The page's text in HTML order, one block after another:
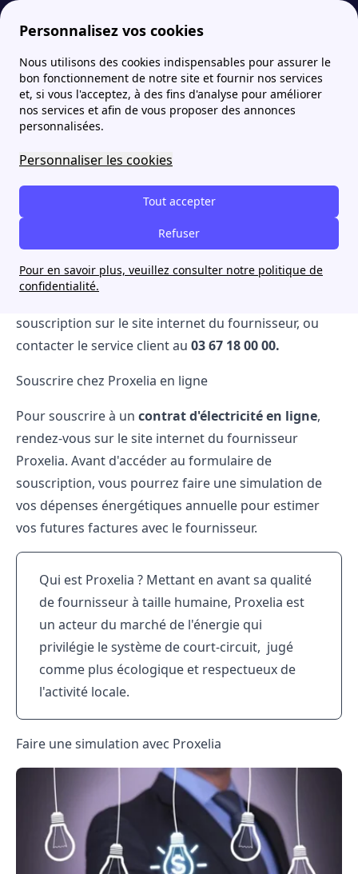
Personnalisez vos cookies
Nous utilisons des cookies indispensables pour assurer le
bon fonctionnement de notre site et fournir nos services
et, si vous l'acceptez, à des fins d'analyse pour améliorer
nos services et afin de vous proposer des annonces
personnalisées.
Personnaliser les cookies
Tout accepter
Refuser
Pour en savoir plus, veuillez consulter notre politique de
confidentialité.
Fournisseur-Energie Proxelia, le fournisseur d’énergie picard Souscrire Proxelia
Souscrire Proxelia
propose des contrats d'électricité aux
professionnels et aux particuliers. Vous voulez
souscrire chez Proxelia ? Suivez le guide.
Vous voulez souscrire chezle fournisseur Proxelia
souscription sur le site internet du fournisseur, ou
contacter le service client au 03​ 67​ 18​ 00​ 00.
Souscrire chez Proxelia en ligne
Pour souscrire à un contrat d'électricité en ligne,
rendez-vous sur le site internet du fournisseur
Proxelia. Avant d'accéder au formulaire de
souscription, vous pourrez faire une simulation de
vos dépenses énergétiques annuelle pour estimer
vos futures factures avec le fournisseur.
Qui est Proxelia ? Mettant en avant sa qualité
de fournisseur à taille humaine, Proxelia est
un acteur du marché de l'énergie qui
privilégie le système de court-circuit, jugé
comme plus écologique et respectueux de
l'activité locale.
Faire une simulation avec Proxelia